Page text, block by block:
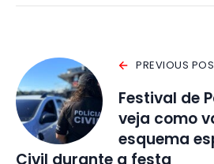
PREVIOUS
Festival de
veja como
esquema